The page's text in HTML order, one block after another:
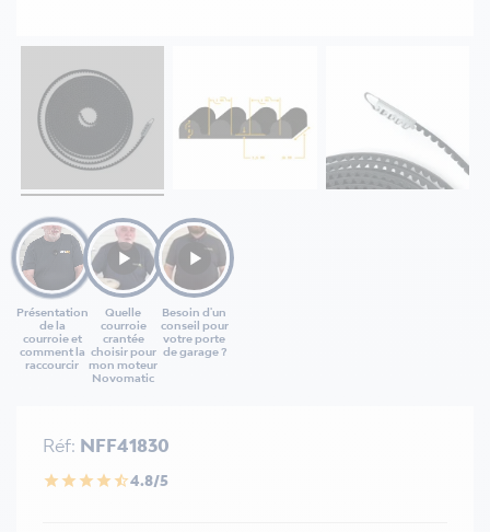
Présentation
de la
courroie et
comment la
raccourcir
Quelle
courroie
crantée
choisir pour
mon moteur
Novomatic
Besoin d'un
conseil pour
votre porte
de garage ?
Réf: NFF41830
star star star star star_half4.8/5